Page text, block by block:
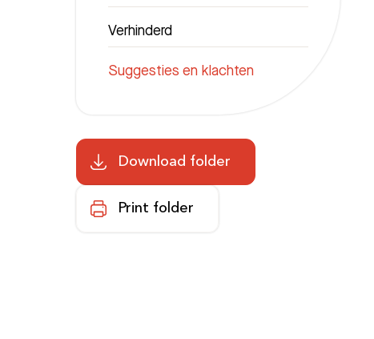
Verhinderd
Suggesties en klachten
Download folder
Print folder